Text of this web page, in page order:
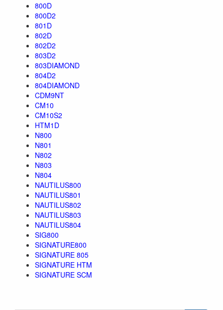
800D
800D2
801D
802D
802D2
803D2
803DIAMOND
804D2
804DIAMOND
CDM9NT
CM10
CM10S2
HTM1D
N800
N801
N802
N803
N804
NAUTILUS800
NAUTILUS801
NAUTILUS802
NAUTILUS803
NAUTILUS804
SIG800
SIGNATURE800
SIGNATURE 805
SIGNATURE HTM
SIGNATURE SCM